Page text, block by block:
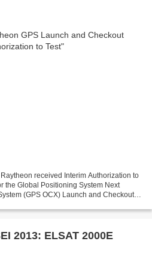
received Interim Authorization to
the Global Positioning System Next
(GPS OCX) Launch and Checkout
2013: ELSAT 2000E